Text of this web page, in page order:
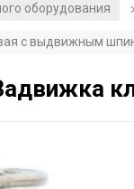
оборудования /
с выдвижным